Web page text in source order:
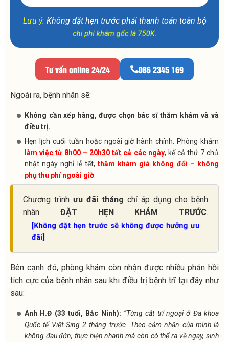
Lưu ý:Không đặt hẹn trước phải thanh toán toàn bộ
chi phí khám gốc là 750K.
Tư vấn online 24/24 086 2345 169
Ngoài ra, bệnh nhân sẽ:
Không cần xếp hàng, được chọn bác sĩ thăm khám và và
điều trị.
Hẹn lịch cuối tuần hoặc ngoài giờ hành chính. Phòng khám
làm việc từ 8h00 – 20h30 tất cả các ngày, kể cả thứ 7 chủ
nhật ngày nghỉ lễ tết, thăm khám giá không đổi – không
phụ thu phí ngoài giờ.
Chương trình ưu đãi tháng chỉ áp dụng cho bệnh
nhân ĐẶT HẸN KHÁM TRƯỚC.
[Không đặt hẹn trước sẽ không được hưởng ưu
đãi]
Bên cạnh đó, phòng khám còn nhận được nhiều phản hồi
tích cực của bệnh nhân sau khi điều trị bệnh trĩ tại đây như
sau:
Anh H.Đ (33 tuổi, Bắc Ninh): “Từng cắt trĩ ngoại ở Đa khoa
Quốc tế Việt Sing 2 tháng trước. Theo cảm nhận của mình là
không đau đớn, thực hiện nhanh mà còn có thể ra về ngay, sinh